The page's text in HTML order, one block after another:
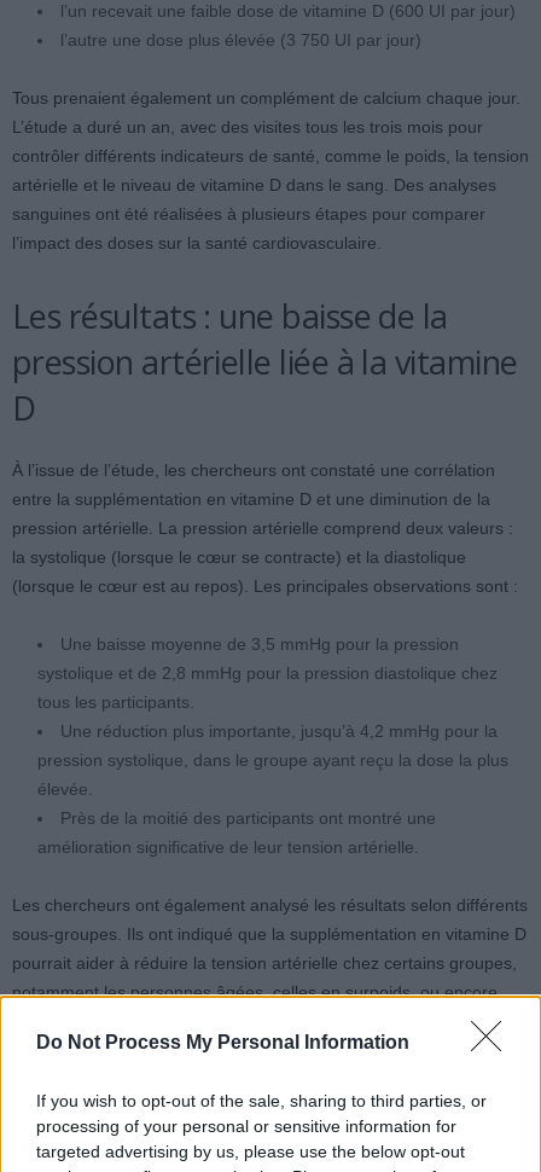
Do Not Process My Personal Information
If you wish to opt-out of the sale, sharing to third parties, or
processing of your personal or sensitive information for
targeted advertising by us, please use the below opt-out
l’un recevait une faible dose de vitamine D (600 UI par jour)
l’autre une dose plus élevée (3 750 UI par jour)
Tous prenaient également un complément de calcium chaque jour.
L’étude a duré un an, avec des visites tous les trois mois pour
contrôler différents indicateurs de santé, comme le poids, la tension
artérielle et le niveau de vitamine D dans le sang. Des analyses
sanguines ont été réalisées à plusieurs étapes pour comparer
l’impact des doses sur la santé cardiovasculaire.
Les résultats : une baisse de la
pression artérielle liée à la vitamine
D
À l’issue de l’étude, les chercheurs ont constaté une corrélation
entre la supplémentation en vitamine D et une diminution de la
pression artérielle. La pression artérielle comprend deux valeurs :
la systolique (lorsque le cœur se contracte) et la diastolique
(lorsque le cœur est au repos). Les principales observations sont :
Une baisse moyenne de 3,5 mmHg pour la pression
systolique et de 2,8 mmHg pour la pression diastolique chez
tous les participants.
Une réduction plus importante, jusqu’à 4,2 mmHg pour la
pression systolique, dans le groupe ayant reçu la dose la plus
élevée.
Près de la moitié des participants ont montré une
amélioration significative de leur tension artérielle.
Les chercheurs ont également analysé les résultats selon différents
sous-groupes. Ils ont indiqué que la supplémentation en vitamine D
pourrait aider à réduire la tension artérielle chez certains groupes,
notamment les personnes âgées, celles en surpoids, ou encore